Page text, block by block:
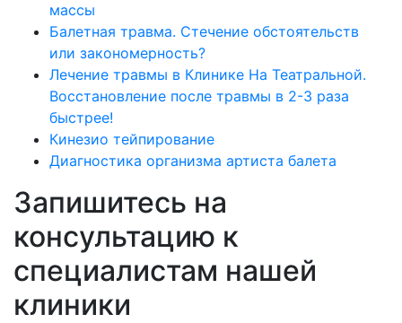
массы
Балетная травма. Стечение обстоятельств
или закономерность?
Лечение травмы в Клинике На Театральной.
Восстановление после травмы в 2-3 раза
быстрее!
Кинезио тейпирование
Диагностика организма артиста балета
Запишитесь на
консультацию к
специалистам нашей
клиники